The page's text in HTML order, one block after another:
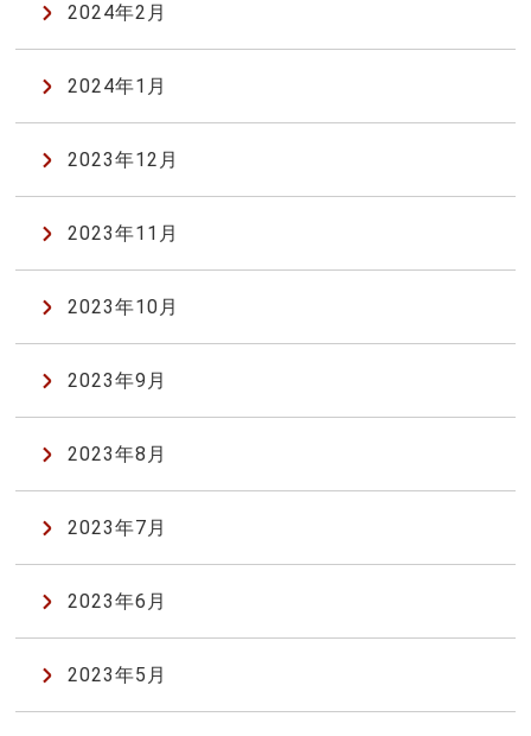
2024年2月
2024年1月
2023年12月
2023年11月
2023年10月
2023年9月
2023年8月
2023年7月
2023年6月
2023年5月